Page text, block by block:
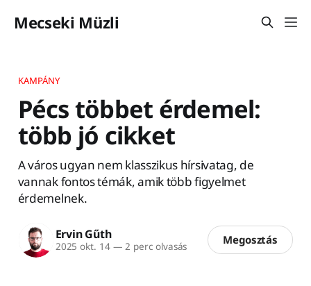
Mecseki Müzli
KAMPÁNY
Pécs többet érdemel:
több jó cikket
A város ugyan nem klasszikus hírsivatag, de
vannak fontos témák, amik több figyelmet
érdemelnek.
Ervin Gűth
2025 okt. 14 — 2 perc olvasás Megosztás